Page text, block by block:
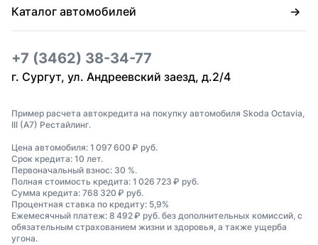
Каталог автомобилей
+7 (3462) 38-34-77
г. Сургут, ул. Андреевский заезд, д.2/4
Пример расчета автокредита на покупку автомобиля Skoda Octavia,
III (A7) Рестайлинг.
Цена автомобиля: 1 097 600 ₽ руб.
Срок кредита: 10 лет.
Первоначальный взнос: 30 %.
Полная стоимость кредита: 1 026 723 ₽ руб.
Сумма кредита: 768 320 ₽ руб.
Процентная ставка по кредиту: 5,9%
Ежемесячный платеж: 8 492 ₽ руб. без дополнительных комиссий, с
обязательным страхованием жизни и здоровья, а также ущерба
угона.